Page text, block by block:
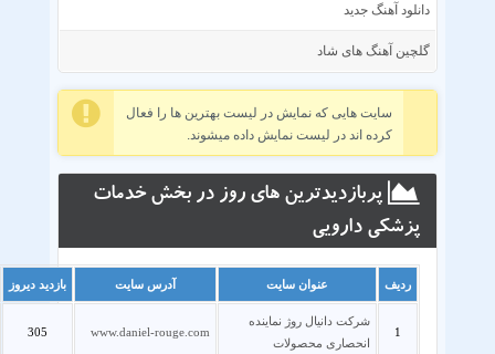
دانلود آهنگ جدید
گلچین آهنگ های شاد
سایت هایی که نمایش در لیست بهترین ها را فعال
کرده اند در لیست نمایش داده میشوند.
پربازدیدترین های روز در بخش خدمات
پزشکی دارویی
ردیف عنوان سایت آدرس سایت بازدید دیروز
1
شرکت دانیال روژ نماینده
انحصاری محصولات
www.daniel-rouge.com
305